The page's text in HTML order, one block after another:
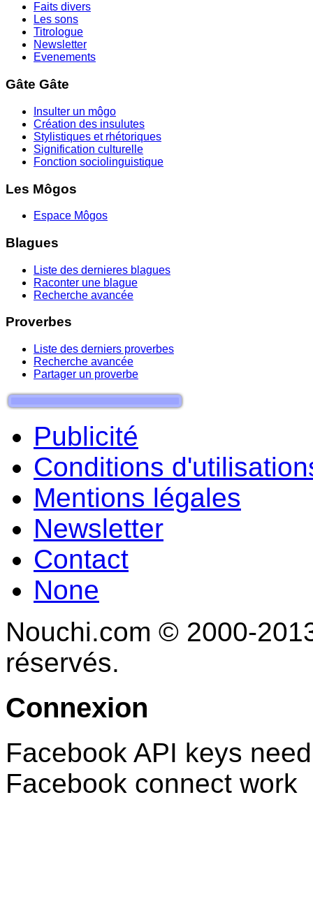
Faits divers
Les sons
Titrologue
Newsletter
Evenements
Gâte Gâte
Insulter un môgo
Création des insulutes
Stylistiques et rhétoriques
Signification culturelle
Fonction sociolinguistique
Les Môgos
Espace Môgos
Blagues
Liste des dernieres blagues
Raconter une blague
Recherche avancée
Proverbes
Liste des derniers proverbes
Recherche avancée
Partager un proverbe
Publicité
Conditions
Mentions légales
Newsletter
Contact
None
Nouchi.com © 2000-
réservés.
Connexion
Facebook API keys
Facebook connect work